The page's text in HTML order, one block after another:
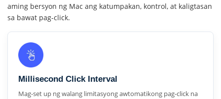
aming bersyon ng Mac ang katumpakan, kontrol, at kaligtasan
sa bawat pag-click.
Millisecond Click Interval
Mag-set up ng walang limitasyong awtomatikong pag-click na